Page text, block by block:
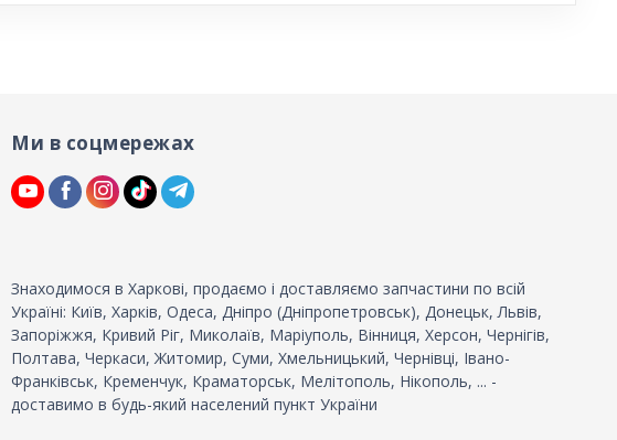
Ми в соцмережах
Знаходимося в Харкові, продаємо і доставляємо запчастини по всій
Україні: Київ, Харків, Одеса, Дніпро (Дніпропетровськ), Донецьк, Львів,
Запоріжжя, Кривий Ріг, Миколаїв, Маріуполь, Вінниця, Херсон, Чернігів,
Полтава, Черкаси, Житомир, Суми, Хмельницький, Чернівці, Івано-
Франківськ, Кременчук, Краматорськ, Мелітополь, Нікополь, ... -
доставимо в будь-який населений пункт України